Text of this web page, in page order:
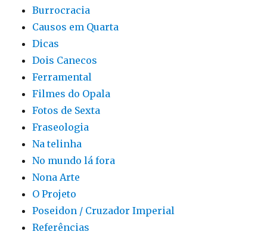
Burrocracia
Causos em Quarta
Dicas
Dois Canecos
Ferramental
Filmes do Opala
Fotos de Sexta
Fraseologia
Na telinha
No mundo lá fora
Nona Arte
O Projeto
Poseidon / Cruzador Imperial
Referências